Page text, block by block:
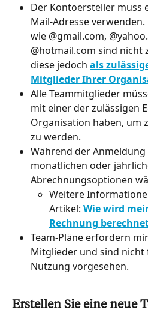
Der Kontoersteller muss
Mail-Adresse
wie @gmail.com,
@hotmail.com sind nicht
diese jedoch als
Mitglieder Ihrer
Alle Teammitglieder
mit einer der zulässigen
Organisation haben, um
zu werden.
Während der
monatlichen oder
Abrechnungsoptionen
Weitere
Artikel: Wie wird
Rechnung
Team-Pläne erfordern
Mitglieder und sind
Nutzung vorgesehen.
Erstellen Sie eine neue